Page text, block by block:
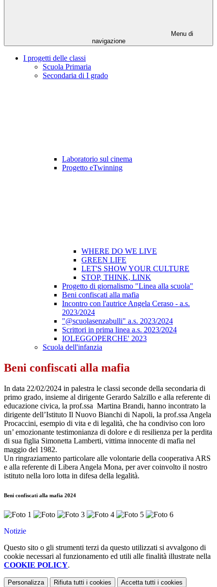
Menu di
navigazione
I progetti delle classi
Scuola Primaria
Secondaria di I grado
Laboratorio sul cinema
Progetto eTwinning
WHERE DO WE LIVE
GREEN LIFE
LET'S SHOW YOUR CULTURE
STOP, THINK, LINK
Progetto di giornalismo "Linea alla scuola"
Beni confiscati alla mafia
Incontro con l'autrice Angela Ceraso - a.s.
2023/2024
"@scuolasenzabulli" a.s. 2023/2024
Scrittori in prima linea a.s. 2023/2024
IOLEGGOPERCHE' 2023
Scuola dell'infanzia
Beni confiscati alla mafia
In data 22/02/2024 in palestra le classi seconde della secondaria di
primo grado, insieme al dirigente Gerardo Salzillo e alla referente di
educazione civica, la prof.ssa Martina Brandi, hanno incontrato la
dirigente dell’Istituto Il Nuovo Bianchi di Napoli, la prof.ssa Angela
Procaccini, esempio di vita e di legalità, che ha condiviso con loro
un’ emozionante testimonianza di dolore e di resilienza per la perdita
di sua figlia Simonetta Lamberti, vittima innocente di mafia nel
maggio del 1982.
Un ringraziamento particolare alle volontarie della cooperativa ARS
e alla referente di Libera Angela Mona, per aver coinvolto il nostro
istituto nella loro lotta in difesa della legalità.
Beni confiscati alla mafia 2024
Notizie
Questo sito o gli strumenti terzi da questo utilizzati si avvalgono di
cookie necessari al funzionamento ed utili alle finalità illustrate nella
COOKIE POLICY.
Personalizza Rifiuta tutti i cookies Accetta tutti i cookies